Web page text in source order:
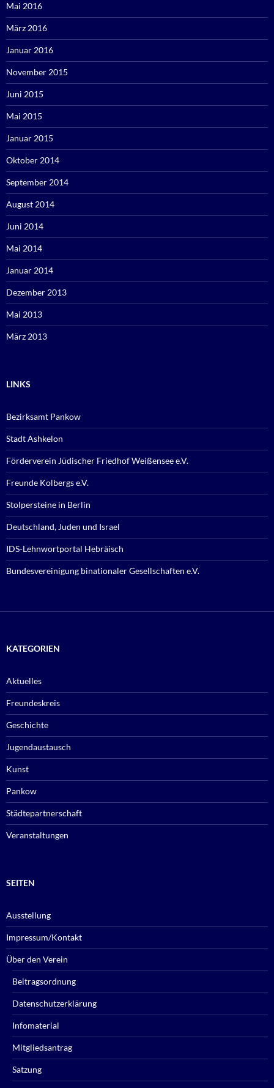
Mai 2016
März 2016
Januar 2016
November 2015
Juni 2015
Mai 2015
Januar 2015
Oktober 2014
September 2014
August 2014
Juni 2014
Mai 2014
Januar 2014
Dezember 2013
Mai 2013
März 2013
LINKS
Bezirksamt Pankow
Stadt Ashkelon
Förderverein Jüdischer Friedhof Weißensee e.V.
Freunde Kolbergs e.V.
Stolpersteine in Berlin
Deutschland, Juden und Israel
IDS-Lehnwortportal Hebräisch
Bundesvereinigung binationaler Gesellschaften e.V.
KATEGORIEN
Aktuelles
Freundeskreis
Geschichte
Jugendaustausch
Kunst
Pankow
Städtepartnerschaft
Veranstaltungen
SEITEN
Ausstellung
Impressum/Kontakt
Über den Verein
Beitragsordnung
Datenschutzerklärung
Infomaterial
Mitgliedsantrag
Satzung